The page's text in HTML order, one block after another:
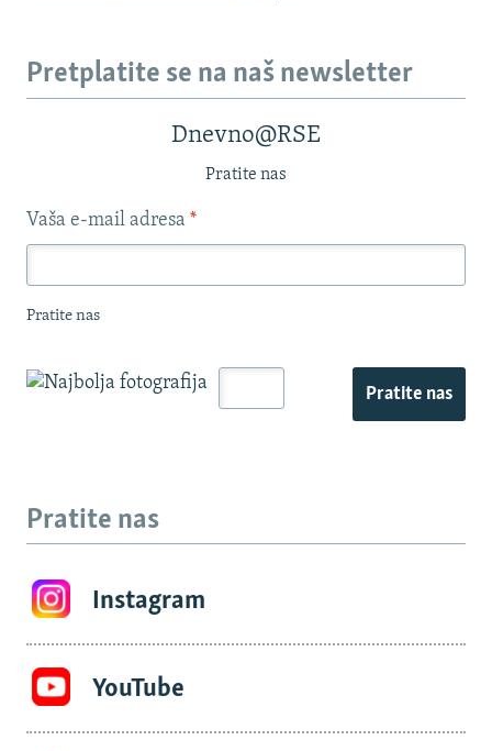
Pretplatite se na naš newsletter
Dnevno@RSE
Pratite nas
Vaša e-mail adresa *
Pratite nas
Pratite nas
Pratite nas
Instagram
YouTube